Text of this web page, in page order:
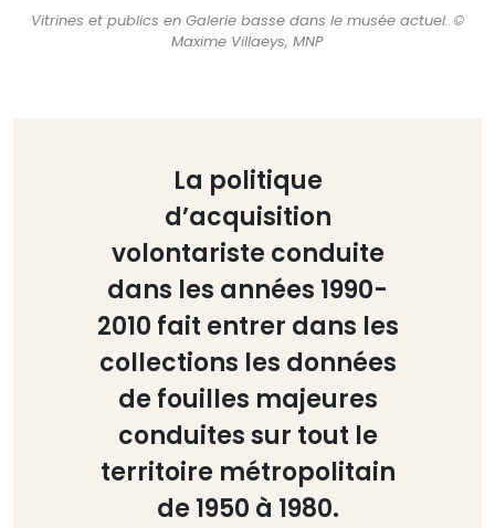
Vitrines et publics en Galerie basse dans le musée actuel. ©
Maxime Villaeys, MNP
La politique
d’acquisition
volontariste conduite
dans les années 1990-
2010 fait entrer dans les
collections les données
de fouilles majeures
conduites sur tout le
territoire métropolitain
de 1950 à 1980.